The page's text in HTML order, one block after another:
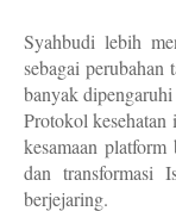
Syahbudi lebih
sebagai perubahan
banyak
Protokol kesehatan
kesamaan
dan transformasi
berjejaring.